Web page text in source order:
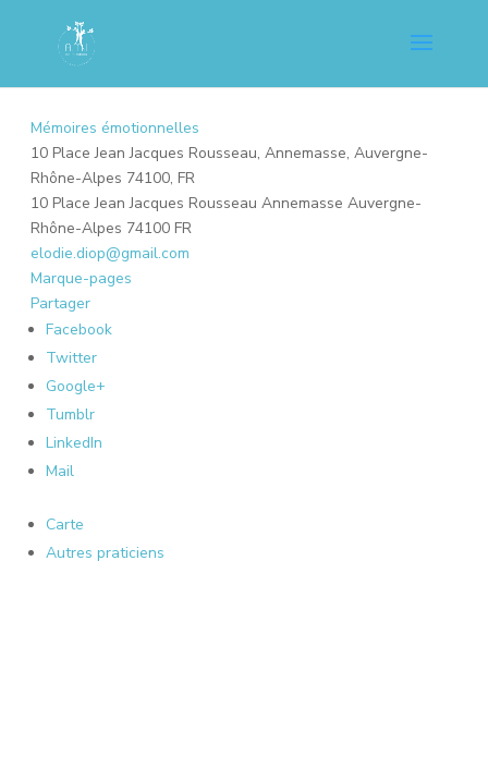
Mémoires émotionnelles
10 Place Jean Jacques Rousseau, Annemasse, Auvergne-
Rhône-Alpes 74100, FR
10 Place Jean Jacques Rousseau Annemasse Auvergne-
Rhône-Alpes 74100 FR
elodie.diop@gmail.com
Marque-pages
Partager
Facebook
Twitter
Google+
Tumblr
LinkedIn
Mail
Carte
Autres praticiens